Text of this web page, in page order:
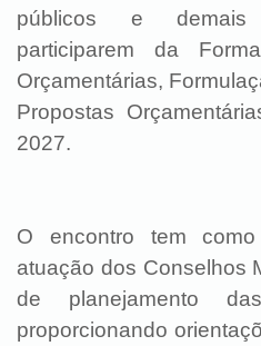
públicos e demais
participarem da
Orçamentárias,
Propostas
2027.
O encontro tem
atuação dos Conselhos
de planejamento
proporcionando